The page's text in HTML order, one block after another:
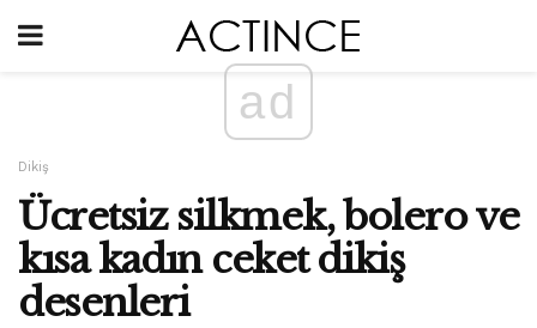
ad
Dikiş
Ücretsiz silkmek, bolero ve
kısa kadın ceket dikiş
desenleri